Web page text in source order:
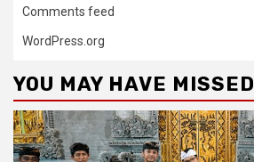
Comments feed
WordPress.org
YOU MAY HAVE MISSED